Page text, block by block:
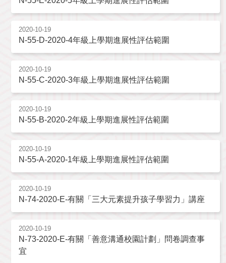
2020-10-19
N-55-D-2020-4年級上學期進展性評估範圍
2020-10-19
N-55-C-2020-3年級上學期進展性評估範圍
2020-10-19
N-55-B-2020-2年級上學期進展性評估範圍
2020-10-19
N-55-A-2020-1年級上學期進展性評估範圍
2020-10-19
N-74-2020-E-有關「三大元素提升孩子學習力」講座
2020-10-19
N-73-2020-E-有關「善意溝通校園計劃」問卷調查事
宜